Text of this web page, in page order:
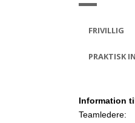
FRIVILLIG
PRAKTISK
Information
Teamledere: